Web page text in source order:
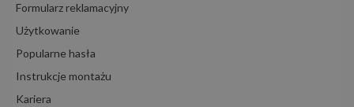
Formularz reklamacyjny
Użytkowanie
Popularne hasła
Instrukcje montażu
Kariera